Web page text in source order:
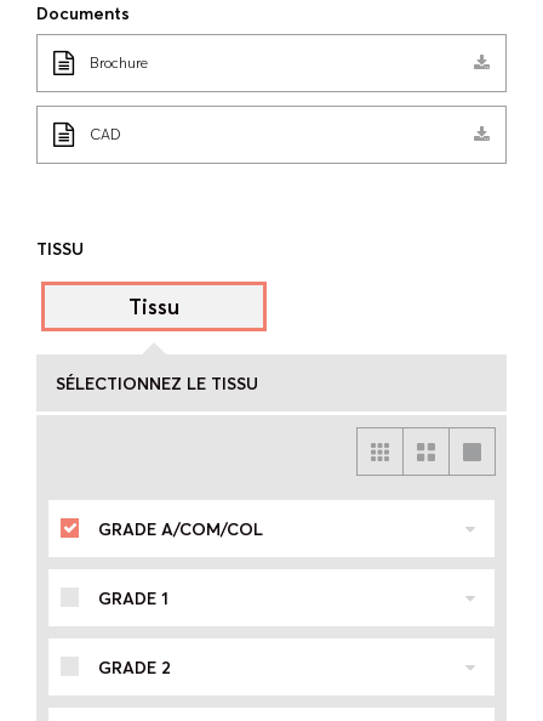
Documents
Brochure
CAD
TISSU
Tissu
SÉLECTIONNEZ LE TISSU
GRADE A/COM/COL
GRADE 1
GRADE 2